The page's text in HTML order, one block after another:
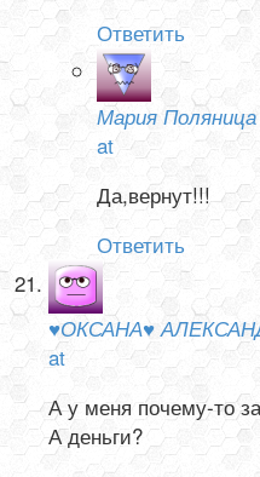
Ответить
Мария Поляница
at
Да,вернут!!!
Ответить
♥ОКСАНА♥
at
А у меня почему-то
А деньги?